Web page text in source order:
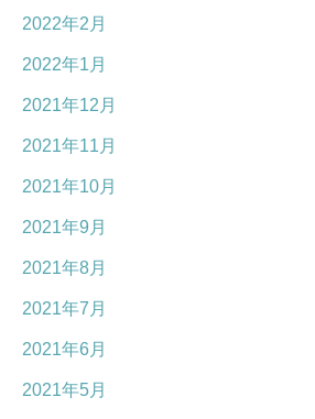
2022年2月
2022年1月
2021年12月
2021年11月
2021年10月
2021年9月
2021年8月
2021年7月
2021年6月
2021年5月